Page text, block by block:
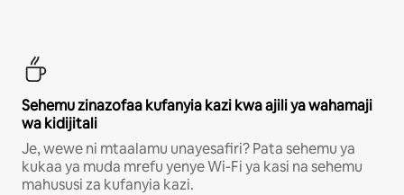
Sehemu zinazofaa kufanyia kazi kwa ajili ya wahamaji
wa kidijitali
Je, wewe ni mtaalamu unayesafiri? Pata sehemu ya
kukaa ya muda mrefu yenye Wi-Fi ya kasi na sehemu
mahususi za kufanyia kazi.